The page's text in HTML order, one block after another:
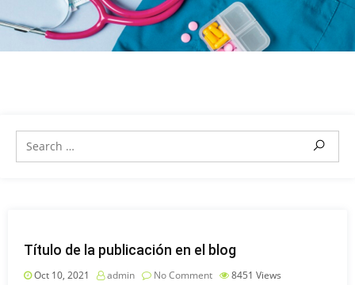
Título de la publicación en el blog
Oct 10, 2021 admin No Comment 8451 Views